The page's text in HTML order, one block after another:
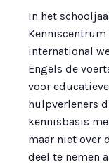
In het
international
Engels de
voor
hulpverleners
kennisbasis
maar niet over
deel te nemen